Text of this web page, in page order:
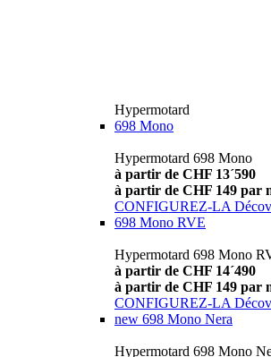
Hypermotard
698 Mono
Hypermotard 698 Mono
à partir de CHF 13´590
à partir de CHF 149 par
CONFIGUREZ-LA
698 Mono RVE
Hypermotard 698 Mono
à partir de CHF 14´490
à partir de CHF 149 par
CONFIGUREZ-LA
new 698 Mono Nera
Hypermotard 698 Mono